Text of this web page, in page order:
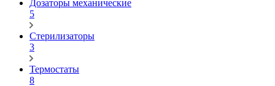
Дозаторы механические
5
Стерилизаторы
3
Термостаты
8